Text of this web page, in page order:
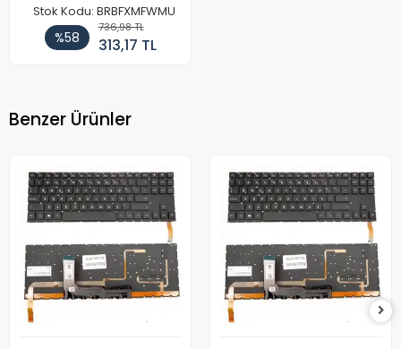
Stok Kodu: BRBFXMFWMU
%58
736,98 TL
313,17 TL
Benzer Ürünler